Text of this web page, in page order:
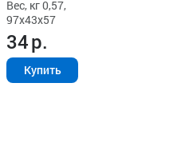
Вес, кг 0,57,
97x43x57
34р.
Купить